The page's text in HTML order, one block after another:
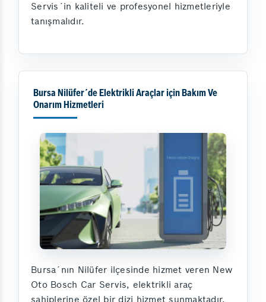
Servis´in kaliteli ve profesyonel hizmetleriyle
tanışmalıdır.
Bursa Nilüfer´de Elektrikli Araçlar için Bakım Ve
Onarım Hizmetleri
Bursa´nın Nilüfer ilçesinde hizmet veren New
Oto Bosch Car Servis, elektrikli araç
sahiplerine özel bir dizi hizmet sunmaktadır.